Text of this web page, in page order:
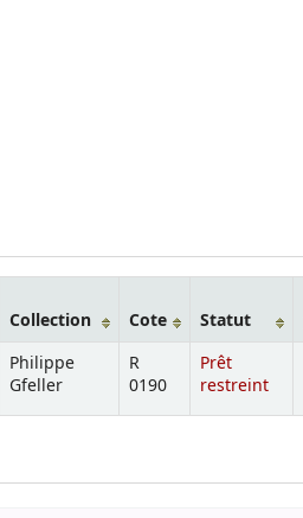
Collection Cote Statut
Philippe
Gfeller
R
0190
Prêt
restreint